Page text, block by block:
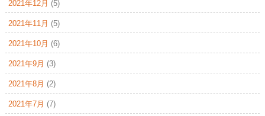
2021年12月 (5)
2021年11月 (5)
2021年10月 (6)
2021年9月 (3)
2021年8月 (2)
2021年7月 (7)